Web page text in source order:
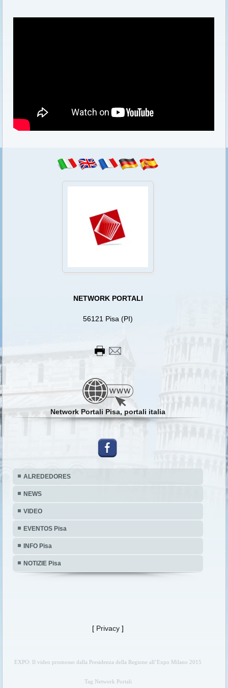
NETWORK PORTALI
56121 Pisa (PI)
Network Portali Pisa, portali italia
ALREDEDORES
NEWS
VIDEO
EVENTOS Pisa
INFO Pisa
NOTIZIE Pisa
[ Privacy ]
EXPO: Il video promosso dalla Presidenza della Regione all’Expo Milano 2015
Tag Network Portali